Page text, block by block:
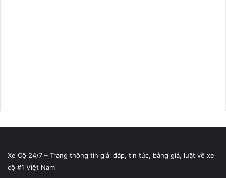
Xe Cộ 24/7 – Trang thông tin giải đáp, tin tức, bảng giá, luật về xe
cộ #1 Việt Nam